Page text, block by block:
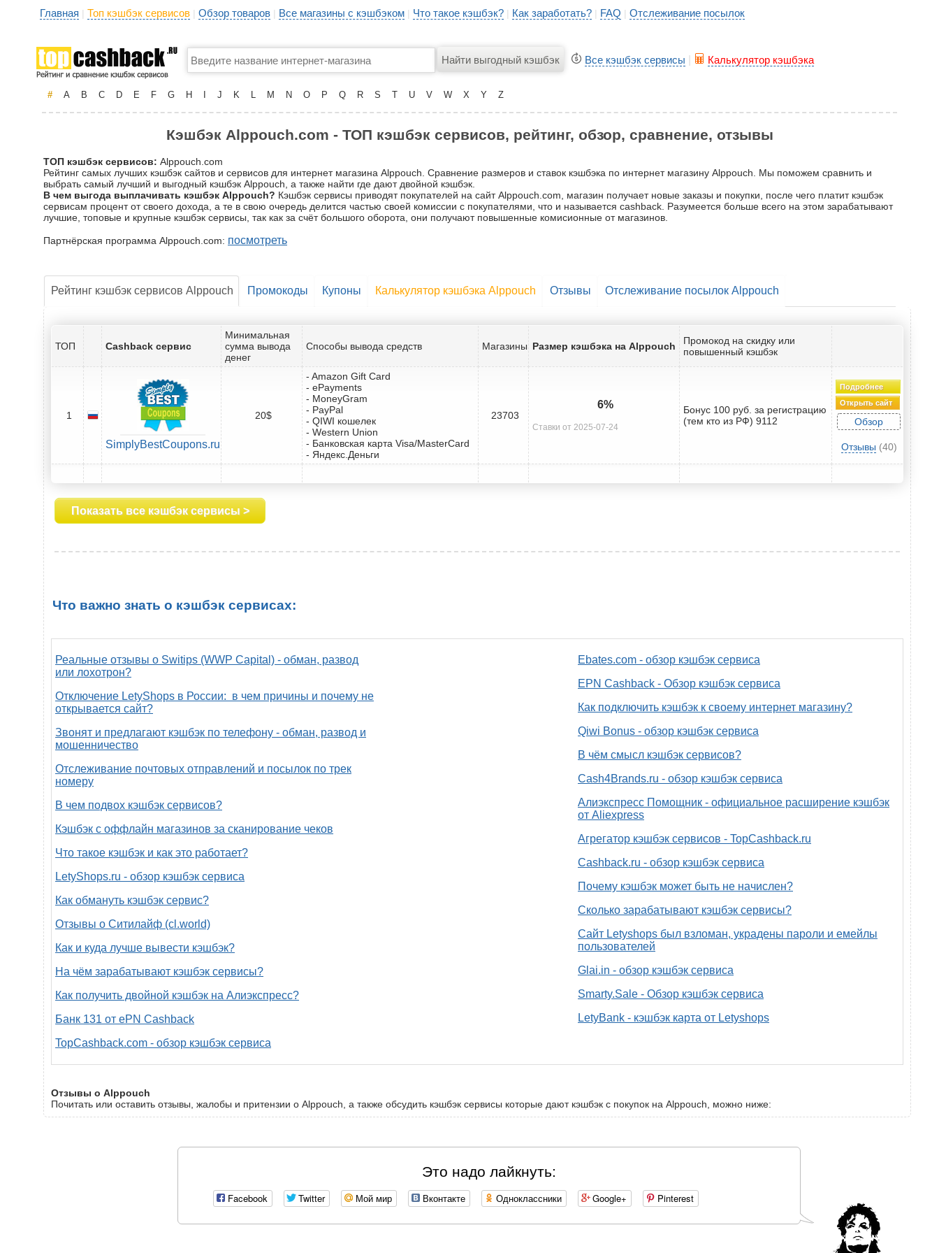
Главная | Топ кэшбэк сервисов | Обзор товаров | Все магазины с кэшбэком | Что такое кэшбэк? | Как заработать? | FAQ | Отслеживание посылок
Все кэшбэк сервисы Калькулятор кэшбэка
# A B C D E F G H J K L M N O P Q R S T U V W X Y Z
Кэшбэк Alppouch.com - ТОП кэшбэк сервисов, рейтинг, обзор, сравнение, отзывы
ТОП кэшбэк сервисов: Alppouch.com
Рейтинг самых лучших кэшбэк сайтов и сервисов для интернет магазина Alppouch. Сравнение размеров и ставок кэшбэка по интернет магазину Alppouch. Мы поможем сравнить и
выбрать самый лучший и выгодный кэшбэк Alppouch, а также найти где дают двойной кэшбэк.
В чем выгода выплачивать кэшбэк Alppouch? Кэшбэк сервисы приводят покупателей на сайт Alppouch.com, магазин получает новые заказы и покупки, после чего платит кэшбэк
сервисам процент от своего дохода, а те в свою очередь делится частью своей комиссии с покупателями, что и называется cashback. Разумеется больше всего на этом зарабатывают
лучшие, топовые и крупные кэшбэк сервисы, так как за счёт большого оборота, они получают повышенные комисионные от магазинов.
Партнёрская программа Alppouch.com: посмотреть
Рейтинг кэшбэк сервисов Alppouch Промокоды Купоны Калькулятор кэшбэка Alppouch Отзывы Отслеживание посылок Alppouch
ТОП Cashback сервис
Минимальная
сумма вывода
денег
Способы вывода средств Магазины Размер кэшбэка на Alppouch
Промокод на скидку или
повышенный кэшбэк
1
SimplyBestCoupons.ru
20$
- Amazon Gift Card
- ePayments
- MoneyGram
- PayPal
- QIWI кошелек
- Western Union
- Банковская карта Visa/MasterCard
- Яндекс.Деньги
23703
6%
Ставки от 2025-07-24
Бонус 100 руб. за регистрацию
(тем кто из РФ) 9112
Подробнее
Открыть сайт
Обзор
Отзывы (40)
Показать все кэшбэк сервисы >
Что важно знать о кэшбэк сервисах:
Реальные отзывы о Switips (WWP Capital) - обман, развод
или лохотрон?
Отключение LetyShops в России: в чем причины и почему не
открывается сайт?
Звонят и предлагают кэшбэк по телефону - обман, развод и
мошенничество
Отслеживание почтовых отправлений и посылок по трек
номеру
В чем подвох кэшбэк сервисов?
Кэшбэк с оффлайн магазинов за сканирование чеков
Что такое кэшбэк и как это работает?
LetyShops.ru - обзор кэшбэк сервиса
Как обмануть кэшбэк сервис?
Отзывы о Ситилайф (cl.world)
Как и куда лучше вывести кэшбэк?
На чём зарабатывают кэшбэк сервисы?
Как получить двойной кэшбэк на Алиэкспресс?
Банк 131 от ePN Cashback
TopCashback.com - обзор кэшбэк сервиса
Ebates.com - обзор кэшбэк сервиса
EPN Cashback - Обзор кэшбэк сервиса
Как подключить кэшбэк к своему интернет магазину?
Qiwi Bonus - обзор кэшбэк сервиса
В чём смысл кэшбэк сервисов?
Cash4Brands.ru - обзор кэшбэк сервиса
Алиэкспресс Помощник - официальное расширение кэшбэк
от Aliexpress
Агрегатор кэшбэк сервисов - TopCashback.ru
Cashback.ru - обзор кэшбэк сервиса
Почему кэшбэк может быть не начислен?
Сколько зарабатывают кэшбэк сервисы?
Сайт Letyshops был взломан, украдены пароли и емейлы
пользователей
Glai.in - обзор кэшбэк сервиса
Smarty.Sale - Обзор кэшбэк сервиса
LetyBank - кэшбэк карта от Letyshops
Отзывы о Alppouch
Почитать или оставить отзывы, жалобы и притензии о Alppouch, а также обсудить кэшбэк сервисы которые дают кэшбэк с покупок на Alppouch, можно ниже:
Это надо лайкнуть:
Facebook Twitter Мой мир Вконтакте Одноклассники Google+ Pinterest